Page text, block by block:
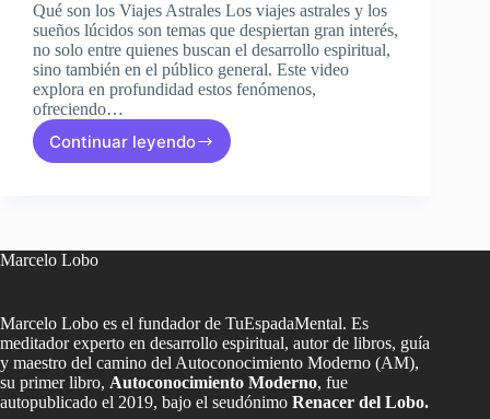
Qué son los Viajes Astrales Los viajes astrales y los
sueños lúcidos son temas que despiertan gran interés,
no solo entre quienes buscan el desarrollo espiritual,
sino también en el público general. Este video
explora en profundidad estos fenómenos,
ofreciendo…
Continuar leyendo
Clase
LOS
Marcelo Lobo
Marcelo Lobo es el fundador de TuEspadaMental. Es
meditador experto en desarrollo espiritual, autor de libros, guía
y maestro del camino del Autoconocimiento Moderno (AM),
su primer libro, Autoconocimiento Moderno, fue
autopublicado el 2019, bajo el seudónimo Renacer del Lobo.